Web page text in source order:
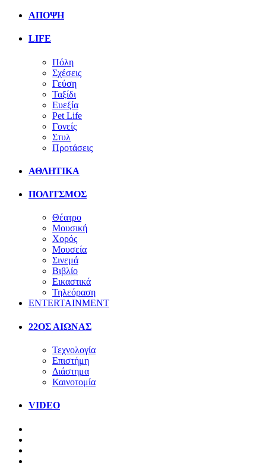
ΑΠΟΨΗ
LIFE
Πόλη
Σχέσεις
Γεύση
Ταξίδι
Ευεξία
Pet Life
Γονείς
Στυλ
Προτάσεις
ΑΘΛΗΤΙΚΑ
ΠΟΛΙΤΣΜΟΣ
Θέατρο
Μουσική
Χορός
Μουσεία
Σινεμά
Βιβλίο
Εικαστικά
Τηλεόραση
ENTERTAINMENT
22ΟΣ ΑΙΩΝΑΣ
Τεχνολογία
Επιστήμη
Διάστημα
Καινοτομία
VIDEO